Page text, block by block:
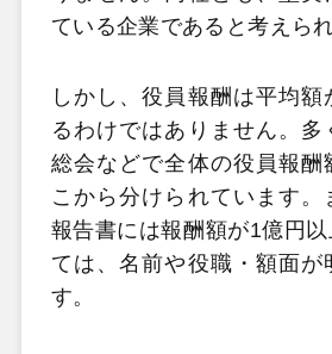
ている企業であると考えられ
しかし、役員報酬は平均額
るわけではありません。多
総会などで全体の役員報酬
こから分けられています。
報告書には報酬額が1億円
ては、名前や役職・額面が
す。